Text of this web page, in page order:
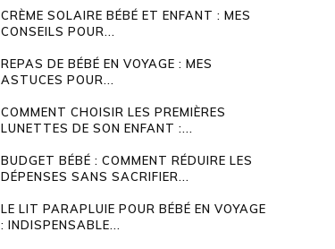
CRÈME SOLAIRE BÉBÉ ET ENFANT : MES
CONSEILS POUR...
REPAS DE BÉBÉ EN VOYAGE : MES
ASTUCES POUR...
COMMENT CHOISIR LES PREMIÈRES
LUNETTES DE SON ENFANT :...
BUDGET BÉBÉ : COMMENT RÉDUIRE LES
DÉPENSES SANS SACRIFIER...
LE LIT PARAPLUIE POUR BÉBÉ EN VOYAGE
: INDISPENSABLE...